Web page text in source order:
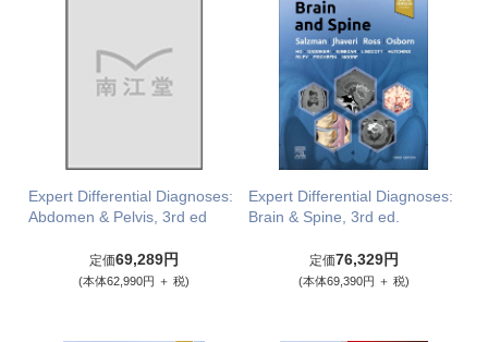
Expert Differential Diagnoses:
Abdomen & Pelvis, 3rd ed
定価69,289円
(本体62,990円 ＋ 税)
Expert Differential Diagnoses:
Brain & Spine, 3rd ed.
定価76,329円
(本体69,390円 ＋ 税)